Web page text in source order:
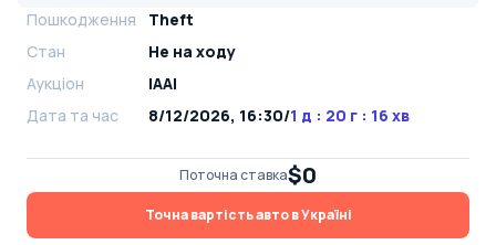
Пошкодження
Theft
Стан
Не на ходу
Аукціон
IAAI
Дата та час
8/12/2026, 16:30/1 д : 20 г : 16 хв
Поточна ставка$0
Точна вартість авто в Україні